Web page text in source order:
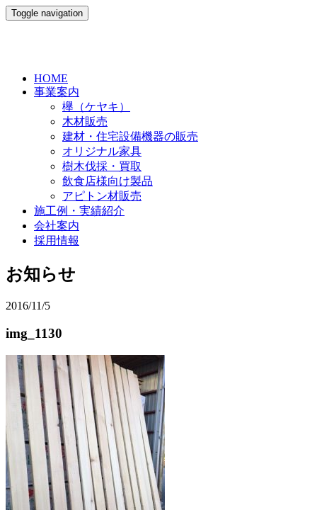
Toggle navigation
HOME
事業案内
欅（ケヤキ）
木材販売
建材・住宅設備機器の販売
オリジナル家具
樹木伐採・買取
飲食店様向け製品
アピトン材販売
施工例・実績紹介
会社案内
採用情報
お知らせ
2016/11/5
img_1130